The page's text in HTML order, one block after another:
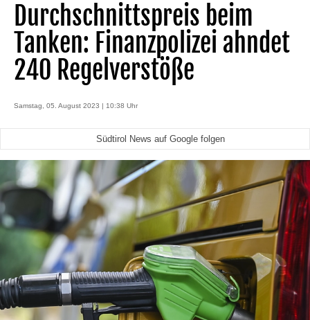
Durchschnittspreis beim
Tanken: Finanzpolizei ahndet
240 Regelverstöße
Samstag, 05. August 2023 | 10:38 Uhr
Südtirol News auf Google folgen